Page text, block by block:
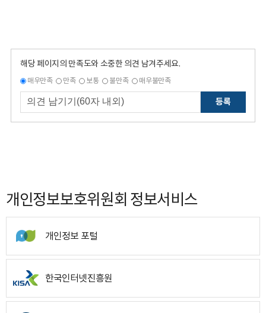
해당 페이지의 만족도와 소중한 의견 남겨주세요.
매우만족 만족 보통 불만족 매우불만족
등록
개인정보보호위원회 정보서비스
개인정보 포털
한국인터넷진흥원